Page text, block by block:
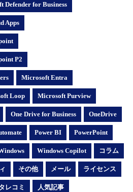
Defender for Business
Apps
P2
Microsoft Entra
Loop Microsoft Purview
One Drive for Business OneDrive
Power BI PowerPoint
Windows Copilot コラム
その他 メール ライセンス
レコミ 人気記事